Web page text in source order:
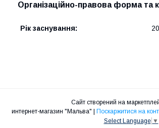
Організаційно-правова форма та
Рік заснування:
Сайт створений на
Поскаржитися на
Select Language ▼